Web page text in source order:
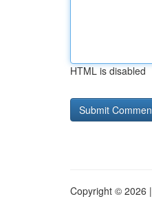
HTML is disabled
Copyright © 2026 |